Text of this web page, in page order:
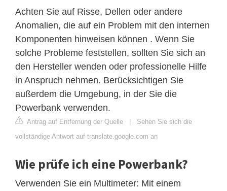
Achten Sie auf Risse, Dellen oder andere
Anomalien, die auf ein Problem mit den internen
Komponenten hinweisen können . Wenn Sie
solche Probleme feststellen, sollten Sie sich an
den Hersteller wenden oder professionelle Hilfe
in Anspruch nehmen. Berücksichtigen Sie
außerdem die Umgebung, in der Sie die
Powerbank verwenden.
Antrag auf Entfernung der Quelle | Sehen Sie sich die
vollständige Antwort auf translate.google.com an
Wie prüfe ich eine Powerbank?
Verwenden Sie ein Multimeter: Mit einem